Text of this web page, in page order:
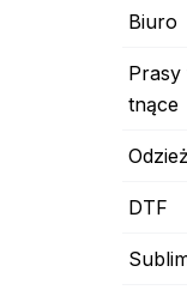
Biuro
tnące
DTF